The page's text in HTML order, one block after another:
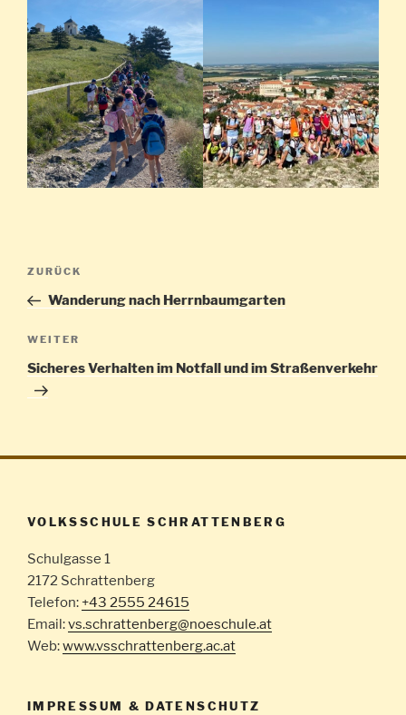
Beitragsnavigation
Vorheriger
Beitrag
ZURÜCK
Wanderung nach Herrnbaumgarten
Nächster
Beitrag
WEITER
Sicheres Verhalten im Notfall und im Straßenverkehr
VOLKSSCHULE SCHRATTENBERG
Schulgasse 1
2172 Schrattenberg
Telefon: +43 2555 24615
Email:vs.schrattenberg@noeschule.at
Web:www.vsschrattenberg.ac.at
IMPRESSUM & DATENSCHUTZ